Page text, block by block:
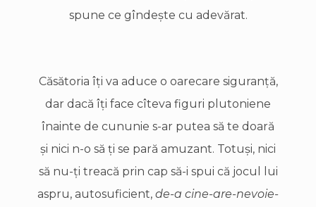
spune ce gîndeşte cu adevărat.
Căsătoria îţi va aduce o oarecare siguranţă,
dar dacă îţi face cîteva figuri plutoniene
înainte de cununie s-ar putea să te doară
şi nici n-o să ţi se pară amuzant. Totuşi, nici
să nu-ţi treacă prin cap să-i spui că jocul lui
aspru, autosuficient, de-a cine-are-nevoie-